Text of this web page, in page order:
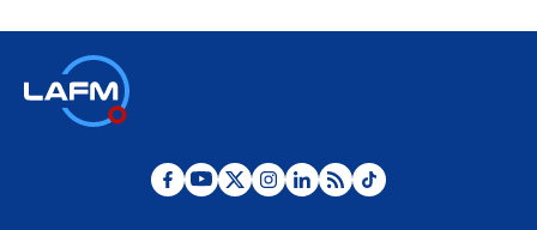
Posesión de Abelardo De La Espriella